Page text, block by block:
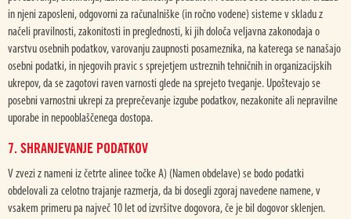
in njeni zaposleni, odgovorni za računalniške (in ročno vodene) sisteme v skladu z
načeli pravilnosti, zakonitosti in preglednosti, ki jih določa veljavna zakonodaja o
varstvu osebnih podatkov, varovanju zaupnosti posameznika, na katerega se nanašajo
osebni podatki, in njegovih pravic s sprejetjem ustreznih tehničnih in organizacijskih
ukrepov, da se zagotovi raven varnosti glede na sprejeto tveganje. Upoštevajo se
posebni varnostni ukrepi za preprečevanje izgube podatkov, nezakonite ali nepravilne
uporabe in nepooblaščenega dostopa.
7. SHRANJEVANJE PODATKOV
V zvezi z nameni iz četrte alinee točke A) (Namen obdelave) se bodo podatki
obdelovali za celotno trajanje razmerja, da bi dosegli zgoraj navedene namene, v
vsakem primeru pa največ 10 let od izvršitve dogovora, če je bil dogovor sklenjen.